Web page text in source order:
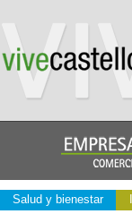
Salud y bienestar